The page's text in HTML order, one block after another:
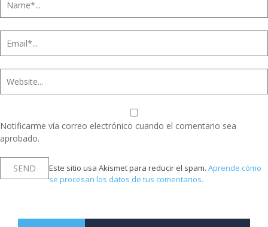
Notificarme vía correo electrónico cuando el comentario sea
aprobado.
Este sitio usa Akismet para reducir el spam. Aprende cómo
se procesan los datos de tus comentarios.